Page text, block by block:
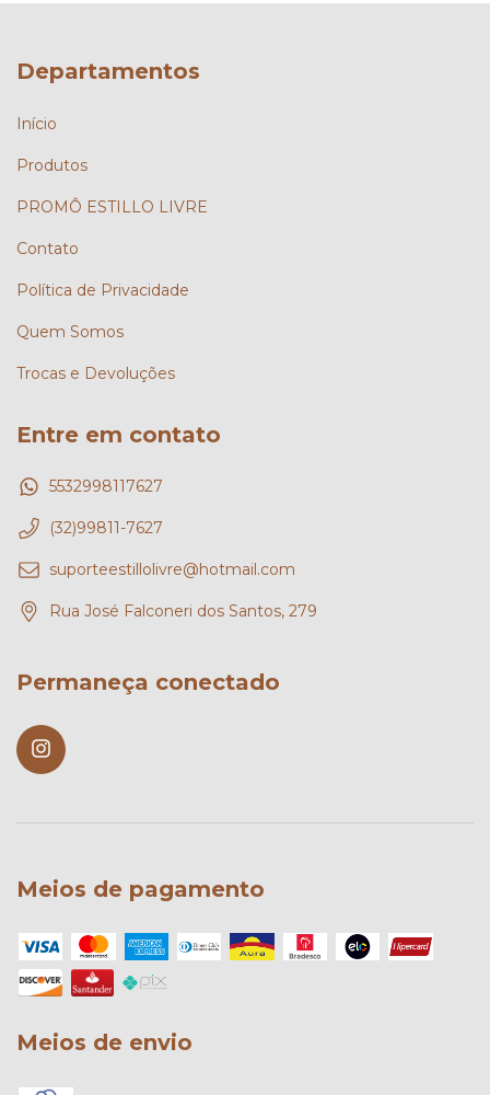
Departamentos
Início
Produtos
PROMÔ ESTILLO LIVRE
Contato
Política de Privacidade
Quem Somos
Trocas e Devoluções
Entre em contato
5532998117627
(32)99811-7627
suporteestillolivre@hotmail.com
Rua José Falconeri dos Santos, 279
Permaneça conectado
Meios de pagamento
Meios de envio